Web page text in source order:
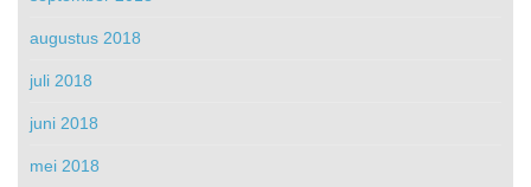
augustus 2018
juli 2018
juni 2018
mei 2018